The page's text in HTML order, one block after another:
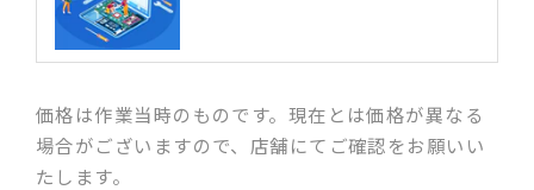
価格は作業当時のものです。現在とは価格が異なる
場合がございますので、店舗にてご確認をお願いい
たします。